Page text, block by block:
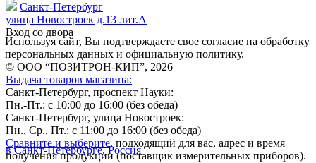
Санкт-Петербург
улица Новостроек д.13 лит.А
Вход со двора
Используя сайт, Вы подтверждаете свое согласие на обработку
персональных данных и официальную политику.
© ООО “ПОЗИТРОН-КИП”, 2026
Выдача товаров магазина:
Санкт-Петербург, проспект Науки:
Пн.-Пт.: с 10:00 до 16:00 (без обеда)
Санкт-Петербург, улица Новостроек:
Пн., Ср., Пт.: с 11:00 до 16:00 (без обеда)
Сравните и выберите, подходящий для вас, адрес и время
получения продукции (поставщик измерительных приборов).
в Санкт-Петербурге, Россия